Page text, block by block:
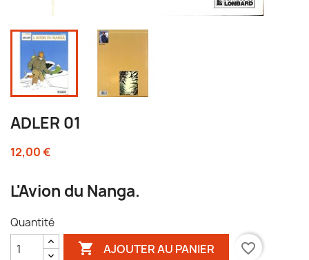
ADLER 01
12,00 €
L'Avion du Nanga.
Quantité
 AJOUTER AU PANIER favorite_border